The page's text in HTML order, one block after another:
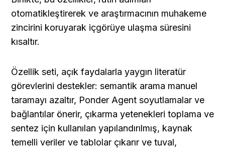
otomatikleştirerek ve araştırmacının muhakeme
zincirini koruyarak içgörüye ulaşma süresini
kısaltır.
Özellik seti, açık faydalarla yaygın literatür
görevlerini destekler: semantik arama manuel
taramayı azaltır, Ponder Agent soyutlamalar ve
bağlantılar önerir, çıkarma yetenekleri toplama ve
sentez için kullanılan yapılandırılmış, kaynak
temelli veriler ve tablolar çıkarır ve tuval,